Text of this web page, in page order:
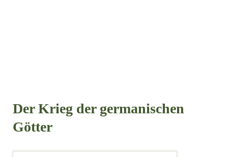
Der Krieg der germanischen
Götter